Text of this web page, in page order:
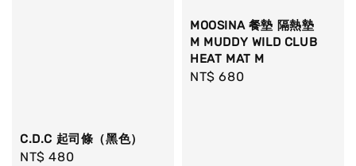
C.D.C 起司條（黑色）
Regular
NT$ 480
MOOSINA 餐墊 隔熱墊
M MUDDY WILD CLUB
HEAT MAT M
Regular
NT$ 680